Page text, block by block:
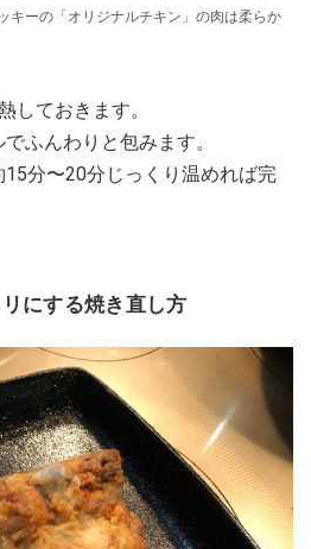
キーの「オリジナルチキン」の肉は柔らか
しておきます。
ふんわりと包みます。
分〜20分じっくり温めれば完
にする焼き直し方